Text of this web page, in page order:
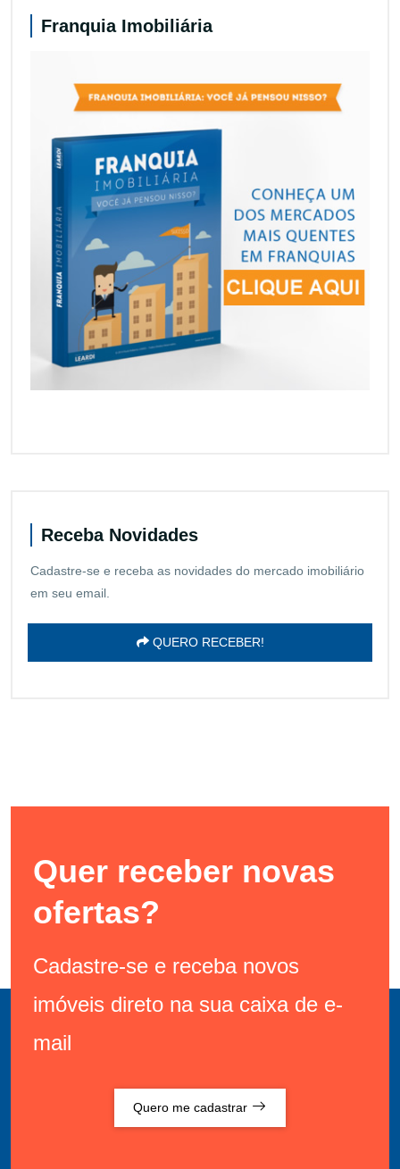
Franquia Imobiliária
Receba Novidades
Cadastre-se e receba as novidades do mercado imobiliário
em seu email.
QUERO RECEBER!
Quer receber novas
ofertas?
Cadastre-se e receba novos
imóveis direto na sua caixa de e-
mail
Quero me cadastrar